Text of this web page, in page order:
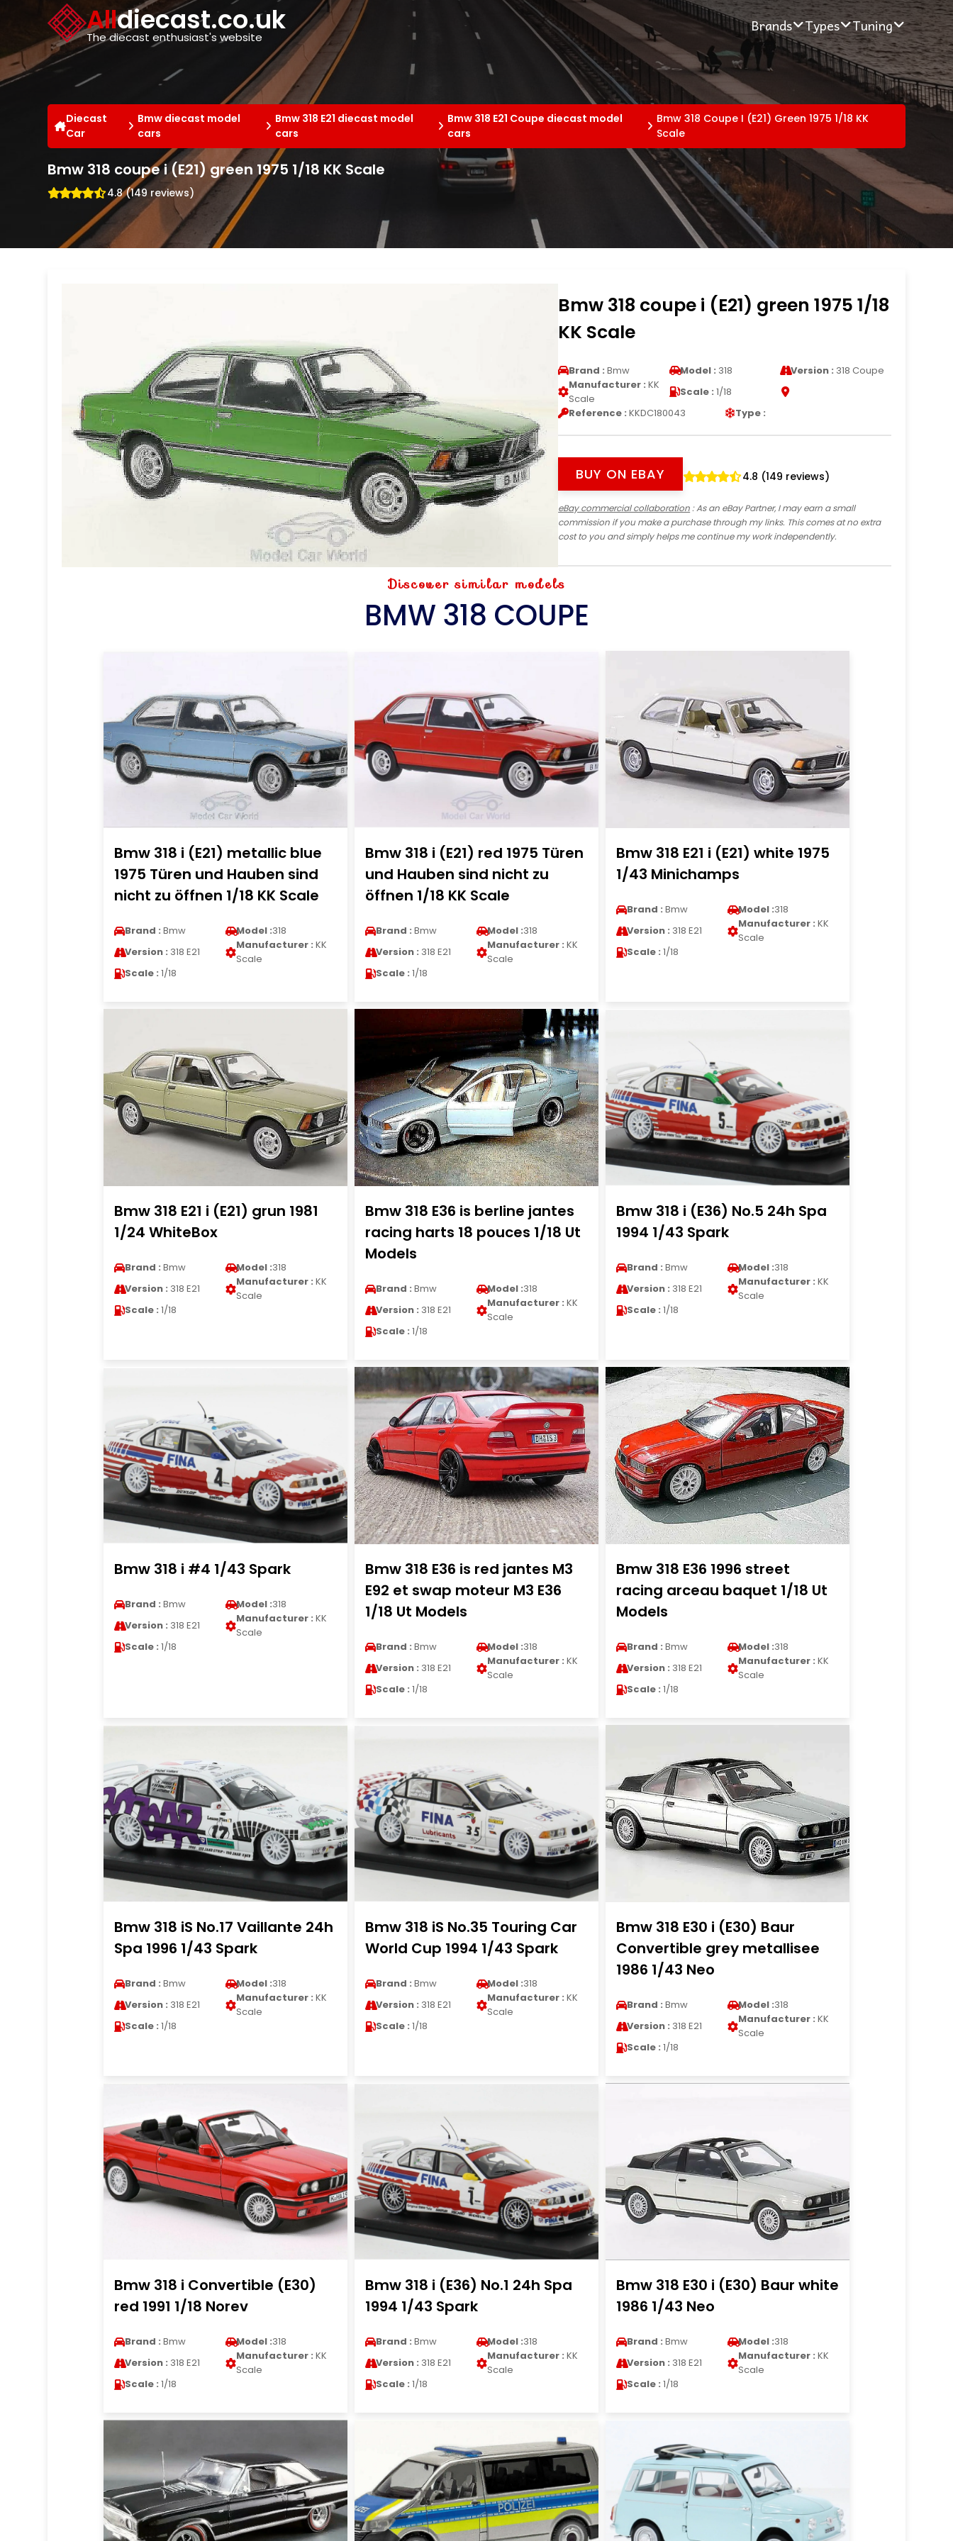
Alldiecast.co.uk
The diecast enthusiast's website
Brands Types Tuning
Diecast
Car
Bmw diecast model
cars
Bmw 318 E21 diecast model
cars
Bmw 318 E21 Coupe diecast model
cars
Bmw 318 Coupe I (E21) Green 1975 1/18 KK
Scale
Bmw 318 coupe i (E21) green 1975 1/18 KK Scale
4.8 (149 reviews)
Bmw 318 coupe i (E21) green 1975 1/18
KK Scale
Brand : Bmw Model : 318 Version : 318 Coupe
Manufacturer : KK
Scale
Scale : 1/18
Reference : KKDC180043 Type :
BUY ON EBAY 4.8 (149 reviews)
eBay commercial collaboration: As an eBay Partner, I may earn a small
commission if you make a purchase through my links. This comes at no extra
cost to you and simply helps me continue my work independently.
Discover similar models
BMW 318 COUPE
Bmw 318 i (E21) metallic blue
1975 Türen und Hauben sind
nicht zu öffnen 1/18 KK Scale
Brand : Bmw Model :318
Version : 318 E21
Manufacturer : KK
Scale
Scale : 1/18
Bmw 318 i (E21) red 1975 Türen
und Hauben sind nicht zu
öffnen 1/18 KK Scale
Brand : Bmw Model :318
Version : 318 E21
Manufacturer : KK
Scale
Scale : 1/18
Bmw 318 E21 i (E21) white 1975
1/43 Minichamps
Brand : Bmw Model :318
Version : 318 E21
Manufacturer : KK
Scale
Scale : 1/18
Bmw 318 E21 i (E21) grun 1981
1/24 WhiteBox
Brand : Bmw Model :318
Version : 318 E21
Manufacturer : KK
Scale
Scale : 1/18
Bmw 318 E36 is berline jantes
racing harts 18 pouces 1/18 Ut
Models
Brand : Bmw Model :318
Version : 318 E21
Manufacturer : KK
Scale
Scale : 1/18
Bmw 318 i (E36) No.5 24h Spa
1994 1/43 Spark
Brand : Bmw Model :318
Version : 318 E21
Manufacturer : KK
Scale
Scale : 1/18
Bmw 318 i #4 1/43 Spark
Brand : Bmw Model :318
Version : 318 E21
Manufacturer : KK
Scale
Scale : 1/18
Bmw 318 E36 is red jantes M3
E92 et swap moteur M3 E36
1/18 Ut Models
Brand : Bmw Model :318
Version : 318 E21
Manufacturer : KK
Scale
Scale : 1/18
Bmw 318 E36 1996 street
racing arceau baquet 1/18 Ut
Models
Brand : Bmw Model :318
Version : 318 E21
Manufacturer : KK
Scale
Scale : 1/18
Bmw 318 iS No.17 Vaillante 24h
Spa 1996 1/43 Spark
Brand : Bmw Model :318
Version : 318 E21
Manufacturer : KK
Scale
Scale : 1/18
Bmw 318 iS No.35 Touring Car
World Cup 1994 1/43 Spark
Brand : Bmw Model :318
Version : 318 E21
Manufacturer : KK
Scale
Scale : 1/18
Bmw 318 E30 i (E30) Baur
Convertible grey metallisee
1986 1/43 Neo
Brand : Bmw Model :318
Version : 318 E21
Manufacturer : KK
Scale
Scale : 1/18
Bmw 318 i Convertible (E30)
red 1991 1/18 Norev
Brand : Bmw Model :318
Version : 318 E21
Manufacturer : KK
Scale
Scale : 1/18
Bmw 318 i (E36) No.1 24h Spa
1994 1/43 Spark
Brand : Bmw Model :318
Version : 318 E21
Manufacturer : KK
Scale
Scale : 1/18
Bmw 318 E30 i (E30) Baur white
1986 1/43 Neo
Brand : Bmw Model :318
Version : 318 E21
Manufacturer : KK
Scale
Scale : 1/18
Cookies management panel